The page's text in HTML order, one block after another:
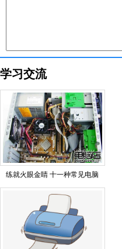
学习交流
练就火眼金睛 十一种常见电脑